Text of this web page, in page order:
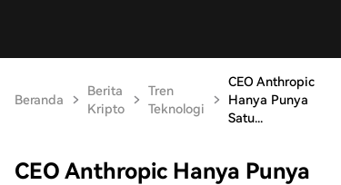
Beranda
Berita
Kripto
Tren
Teknologi
CEO Anthropic
Hanya Punya
Satu...
CEO Anthropic Hanya Punya